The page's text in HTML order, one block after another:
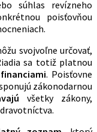
súhlas revízneho
poisťovňou
svojvoľne určovať,
sa totiž platnou
. Poisťovne
zákonodarnou
všetky zákony,